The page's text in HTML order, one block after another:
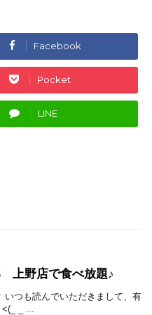
Facebook
Pocket
LINE
上野店で食べ放題♪
いつも読んでいただきまして、有
_ ...